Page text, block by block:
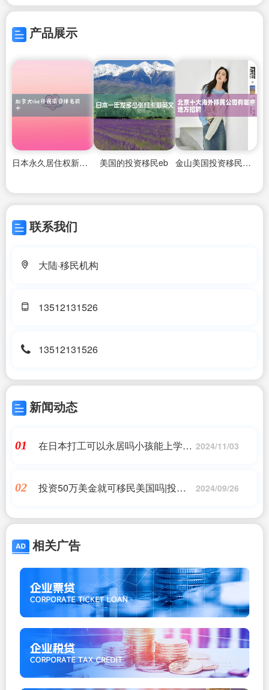
产品展示
日本永久居住权新政策 美国的投资移民eb 金山美国投资移民办理公司
联系我们
大陆·移民机构
13512131526
13512131526
新闻动态
01
在日本打工可以永居吗小孩能上学吗, 2024/11/03
02
投资50万美金就可移民美国吗|投资
家移民美国吗?|香港优才,香港移民_
2024/09/26
相关广告